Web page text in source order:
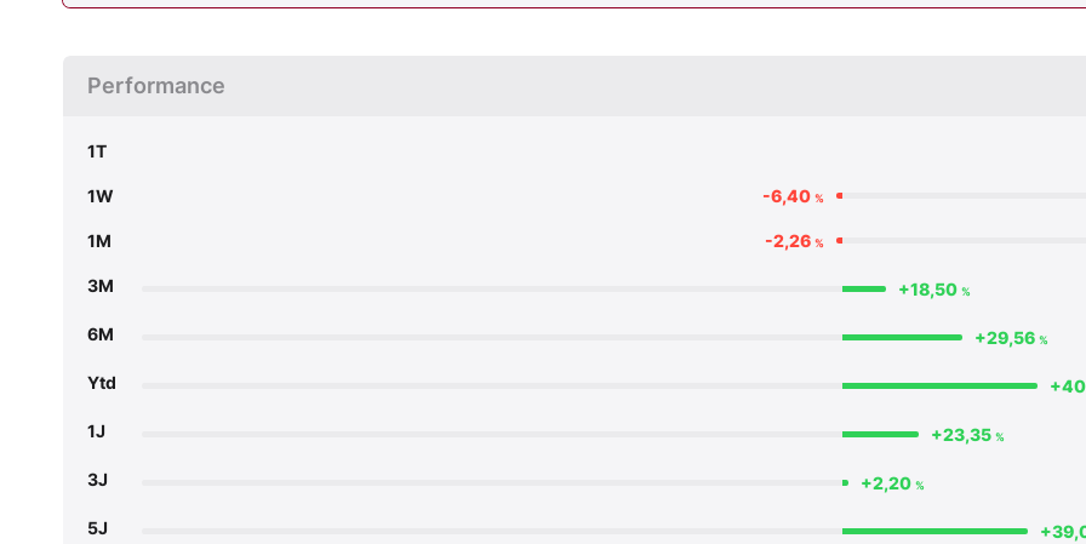
Performance
1T
1W -6,40 %
1M -2,26 %
3M +18,50%
6M +29,56%
Ytd
1J +23,35%
3J +2,20 %
5J